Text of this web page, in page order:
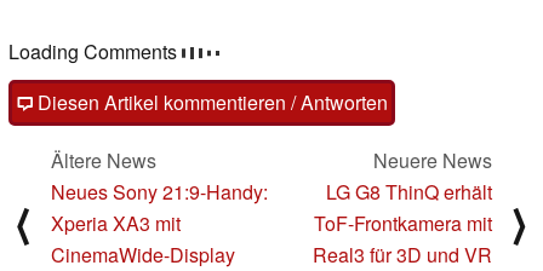
Loading Comments
Diesen Artikel kommentieren / Antworten
⟨
Ältere News
Neues Sony 21:9-Handy:
Xperia XA3 mit
CinemaWide-Display
Neuere News
LG G8 ThinQ erhält
ToF-Frontkamera mit
Real3 für 3D und VR
⟩